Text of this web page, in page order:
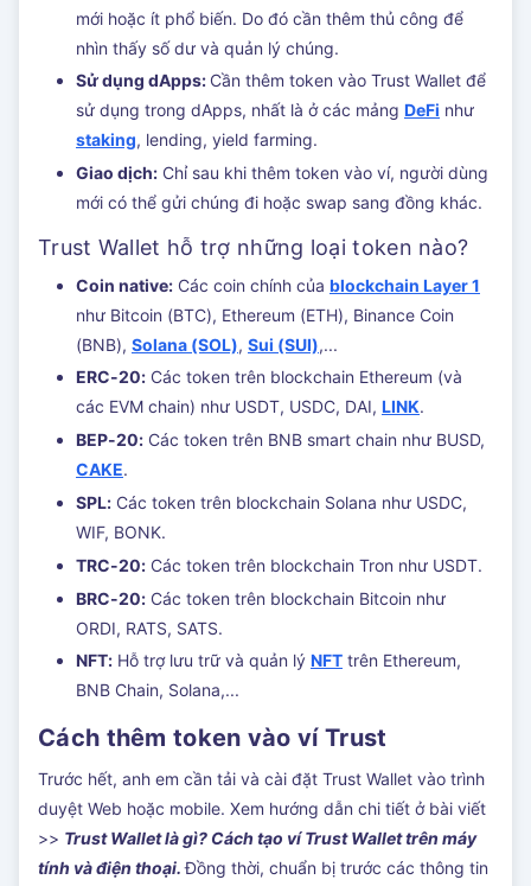
mới hoặc ít phổ biến. Do đó cần thêm thủ công để
nhìn thấy số dư và quản lý chúng.
Sử dụng dApps: Cần thêm token vào Trust Wallet để
sử dụng trong dApps, nhất là ở các mảng DeFi như
staking, lending, yield farming.
Giao dịch: Chỉ sau khi thêm token vào ví, người dùng
mới có thể gửi chúng đi hoặc swap sang đồng khác.
Trust Wallet hỗ trợ những loại token nào?
Coin native: Các coin chính của blockchain Layer 1
như Bitcoin (BTC), Ethereum (ETH), Binance Coin
(BNB), Solana (SOL), Sui (SUI),...
ERC-20: Các token trên blockchain Ethereum (và
các EVM chain) như USDT, USDC, DAI, LINK.
BEP-20: Các token trên BNB smart chain như BUSD,
CAKE.
SPL: Các token trên blockchain Solana như USDC,
WIF, BONK.
TRC-20: Các token trên blockchain Tron như USDT.
BRC-20: Các token trên blockchain Bitcoin như
ORDI, RATS, SATS.
NFT: Hỗ trợ lưu trữ và quản lý NFT trên Ethereum,
BNB Chain, Solana,...
Cách thêm token vào ví Trust
Trước hết, anh em cần tải và cài đặt Trust Wallet vào trình
duyệt Web hoặc mobile. Xem hướng dẫn chi tiết ở bài viết
>> Trust Wallet là gì? Cách tạo ví Trust Wallet trên máy
tính và điện thoại.Đồng thời, chuẩn bị trước các thông tin